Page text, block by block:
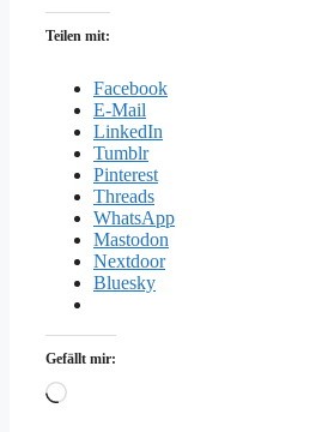
Teilen mit:
Facebook
E-Mail
LinkedIn
Tumblr
Pinterest
Threads
WhatsApp
Mastodon
Nextdoor
Bluesky
Gefällt mir:
Wird